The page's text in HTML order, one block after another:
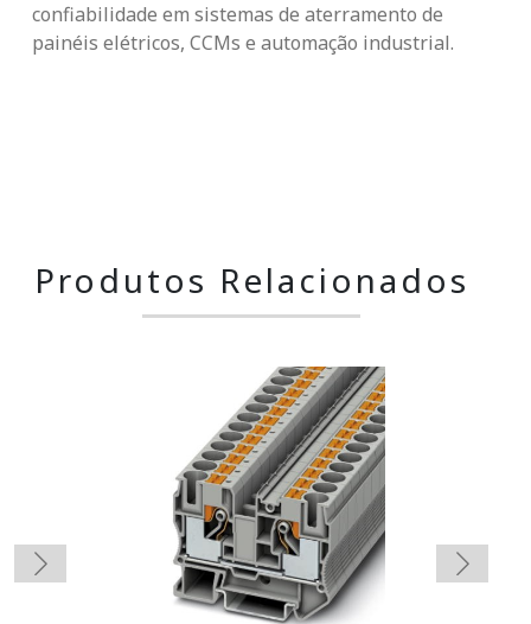
confiabilidade em sistemas de aterramento de
painéis elétricos, CCMs e automação industrial.
Produtos Relacionados